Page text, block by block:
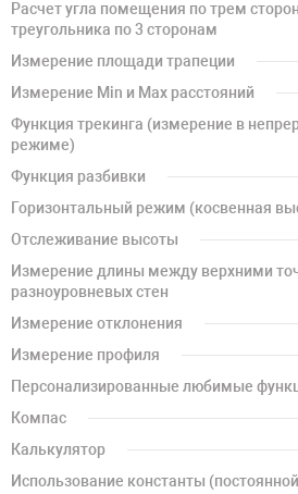
Расчет угла помещения по трем
треугольника по 3 сторонам
Измерение площади трапеции
Измерение Min и Max расстояний
Функция трекинга (измерение в
режиме)
Функция разбивки
Горизонтальный режим (косвенная
Отслеживание высоты
Измерение длины между верхними
разноуровневых стен
Измерение отклонения
Измерение профиля
Персонализированные любимые
Компас
Калькулятор
Использование константы